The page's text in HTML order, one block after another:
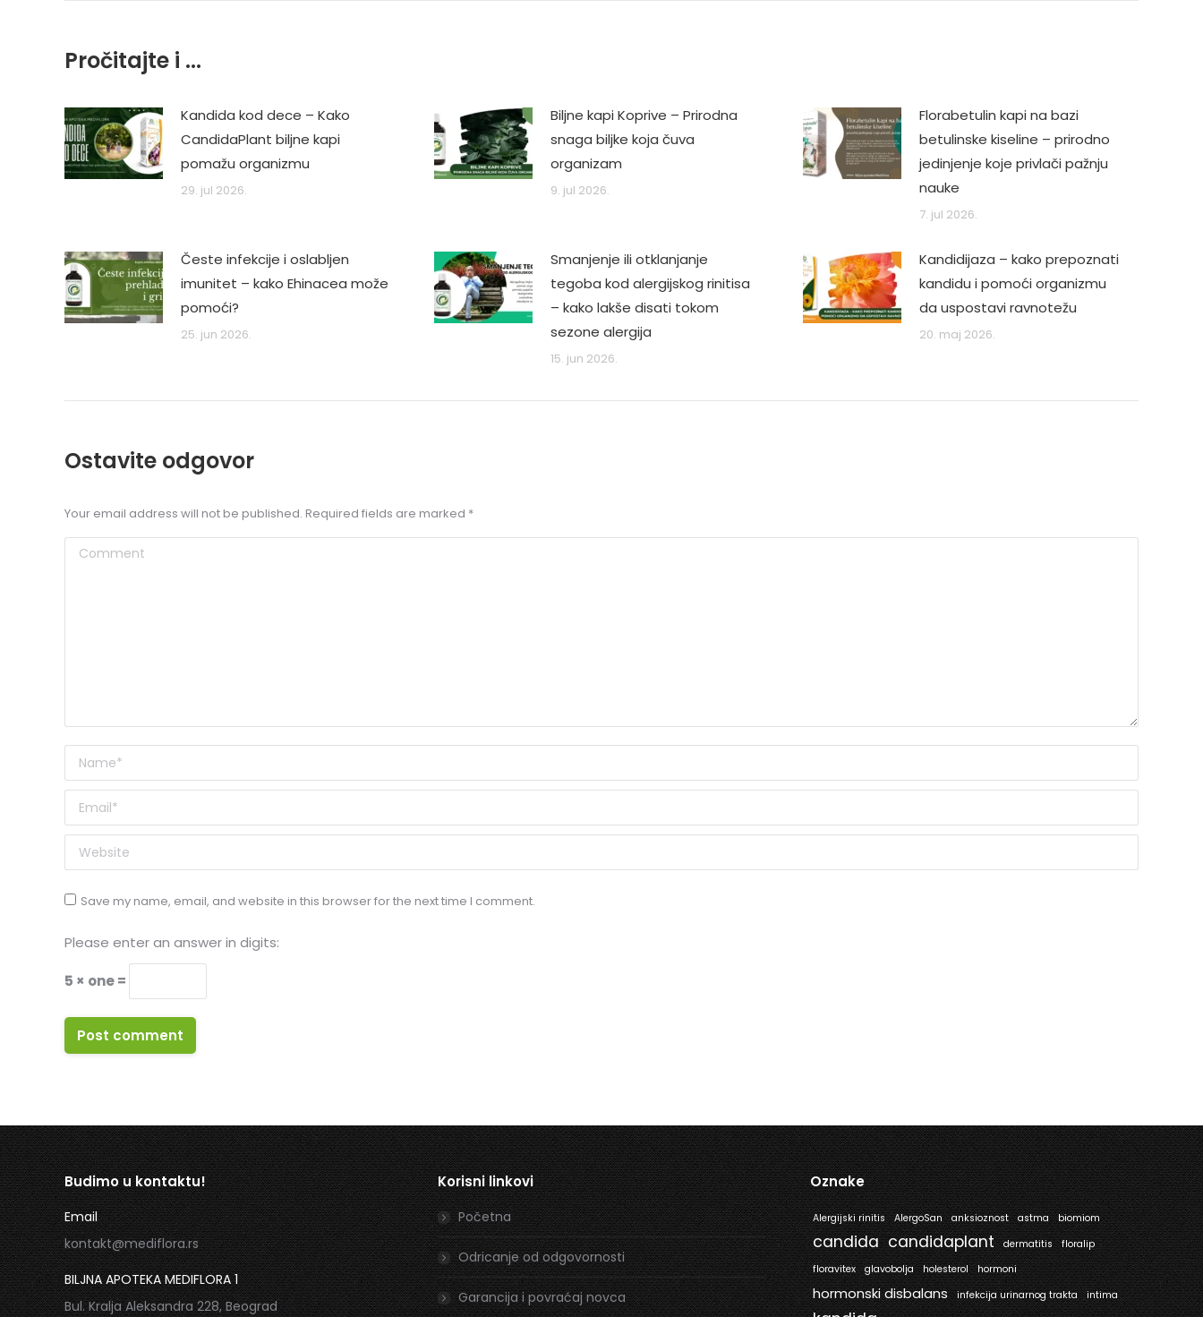
Pročitajte i ...
Kandida kod dece – Kako
CandidaPlant biljne kapi
pomažu organizmu
29. jul 2026.
Biljne kapi Koprive – Prirodna
snaga biljke koja čuva
organizam
9. jul 2026.
Florabetulin kapi na bazi
betulinske kiseline – prirodno
jedinjenje koje privlači pažnju
nauke
7. jul 2026.
Česte infekcije i oslabljen
imunitet – kako Ehinacea može
pomoći?
25. jun 2026.
Smanjenje ili otklanjanje
tegoba kod alergijskog rinitisa
– kako lakše disati tokom
sezone alergija
15. jun 2026.
Kandidijaza – kako prepoznati
kandidu i pomoći organizmu
da uspostavi ravnotežu
20. maj 2026.
Ostavite odgovor
Your email address will not be published. Required fields are marked *
Comment
Name *
Email *
Website
Save my name, email, and website in this browser for the next time I comment.
Please enter an answer in digits:
5 × one =
Post comment
Budimo u kontaktu!
Email
kontakt@mediflora.rs
BILJNA APOTEKA MEDIFLORA 1
Bul. Kralja Aleksandra 228, Beograd
Korisni linkovi
Početna
Odricanje od odgovornosti
Garancija i povraćaj novca
Oznake
Alergijski rinitis AlergoSan anksioznost astma biomiom
candida candidaplant dermatitis
floralip
floravitex
glavobolja holesterol hormoni
hormonski disbalans infekcija urinarnog trakta intima